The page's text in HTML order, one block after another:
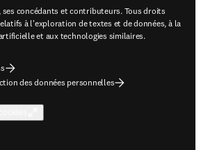
ses concédants et contributeurs. Tous droits
à l'exploration de textes et de données, à la
et aux technologies similaires.
des données personnelles